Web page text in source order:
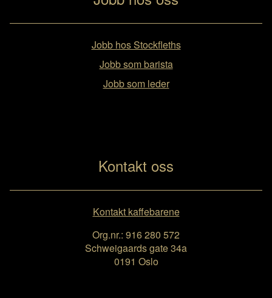
Jobb hos Stockfleths
Jobb som barista
Jobb som leder
Kontakt oss
Kontakt kaffebarene
Org.nr.: 916 280 572
Schweigaards gate 34a
0191 Oslo